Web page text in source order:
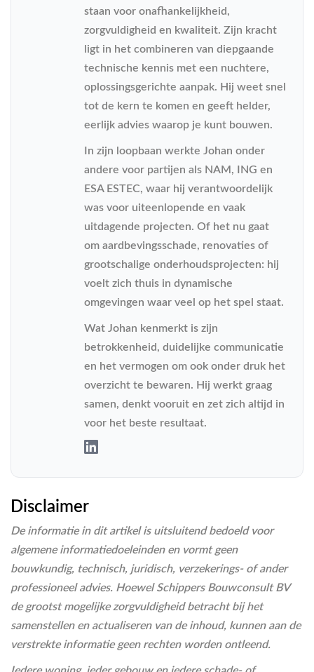
staan voor onafhankelijkheid,
zorgvuldigheid en kwaliteit. Zijn kracht
ligt in het combineren van diepgaande
technische kennis met een nuchtere,
oplossingsgerichte aanpak. Hij weet snel
tot de kern te komen en geeft helder,
eerlijk advies waarop je kunt bouwen.
In zijn loopbaan werkte Johan onder
andere voor partijen als NAM, ING en
ESA ESTEC, waar hij verantwoordelijk
was voor uiteenlopende en vaak
uitdagende projecten. Of het nu gaat
om aardbevingsschade, renovaties of
grootschalige onderhoudsprojecten: hij
voelt zich thuis in dynamische
omgevingen waar veel op het spel staat.
Wat Johan kenmerkt is zijn
betrokkenheid, duidelijke communicatie
en het vermogen om ook onder druk het
overzicht te bewaren. Hij werkt graag
samen, denkt vooruit en zet zich altijd in
voor het beste resultaat.
Disclaimer
De informatie in dit artikel is uitsluitend bedoeld voor
algemene informatiedoeleinden en vormt geen
bouwkundig, technisch, juridisch, verzekerings- of ander
professioneel advies. Hoewel Schippers Bouwconsult BV
de grootst mogelijke zorgvuldigheid betracht bij het
samenstellen en actualiseren van de inhoud, kunnen aan de
verstrekte informatie geen rechten worden ontleend.